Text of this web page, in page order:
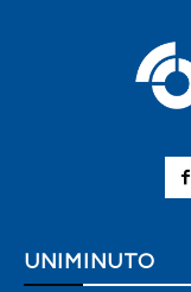
UNIMINUTO